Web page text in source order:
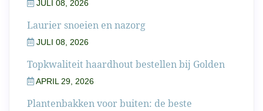
JULI 08, 2026
Laurier snoeien en nazorg
JULI 08, 2026
Topkwaliteit haardhout bestellen bij Golden
APRIL 29, 2026
Plantenbakken voor buiten: de beste